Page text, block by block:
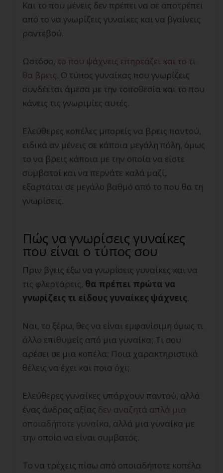
Και το που μένεις δεν πρέπει να σε αποτρέπει
από το να γνωρίζεις γυναίκες και να βγαίνεις
ραντεβού.
Ωστόσο, το που ψάχνεις επηρεάζει και το τι
θα βρεις. Ο τύπος γυναίκας που γνωρίζεις
συνδέεται άμεσα με την τοποθεσία και το που
κάνεις τις γνωριμίες αυτές.
Ελεύθερες κοπέλες μπορείς να βρεις παντού,
ειδικά αν μένεις σε κάποια μεγάλη πόλη, όμως
το να βρεις κάποια με την οποία να είστε
συμβατοί και να περνάτε καλά μαζί,
εξαρτάται σε μεγάλο βαθμό από το που θα τη
γνωρίσεις.
Πώς να γνωρίσεις γυναίκες
που είναι ο τύπος σου
Πριν βγεις έξω να γνωρίσεις γυναίκες και να
τις φλερτάρεις, θα πρέπει πρώτα να
γνωρίζεις τι είδους γυναίκες ψάχνεις.
Ναι, το ξέρω, θες να είναι εμφανίσιμη όμως τι
άλλο επιθυμείς από μια γυναίκα; Τι σου
αρέσει σε μια κοπέλα; Ποια χαρακτηριστικά
θέλεις να έχει και ποια όχι;
Ελεύθερες γυναίκες υπάρχουν παντού, αλλά
ένας άνδρας αξίας δεν αναζητά απλά μια
οποιαδήποτε γυναίκα, αλλά μια γυναίκα με
την οποία να είναι συμβατός.
Το να τρέχεις πίσω από οποιαδήποτε κοπέλα